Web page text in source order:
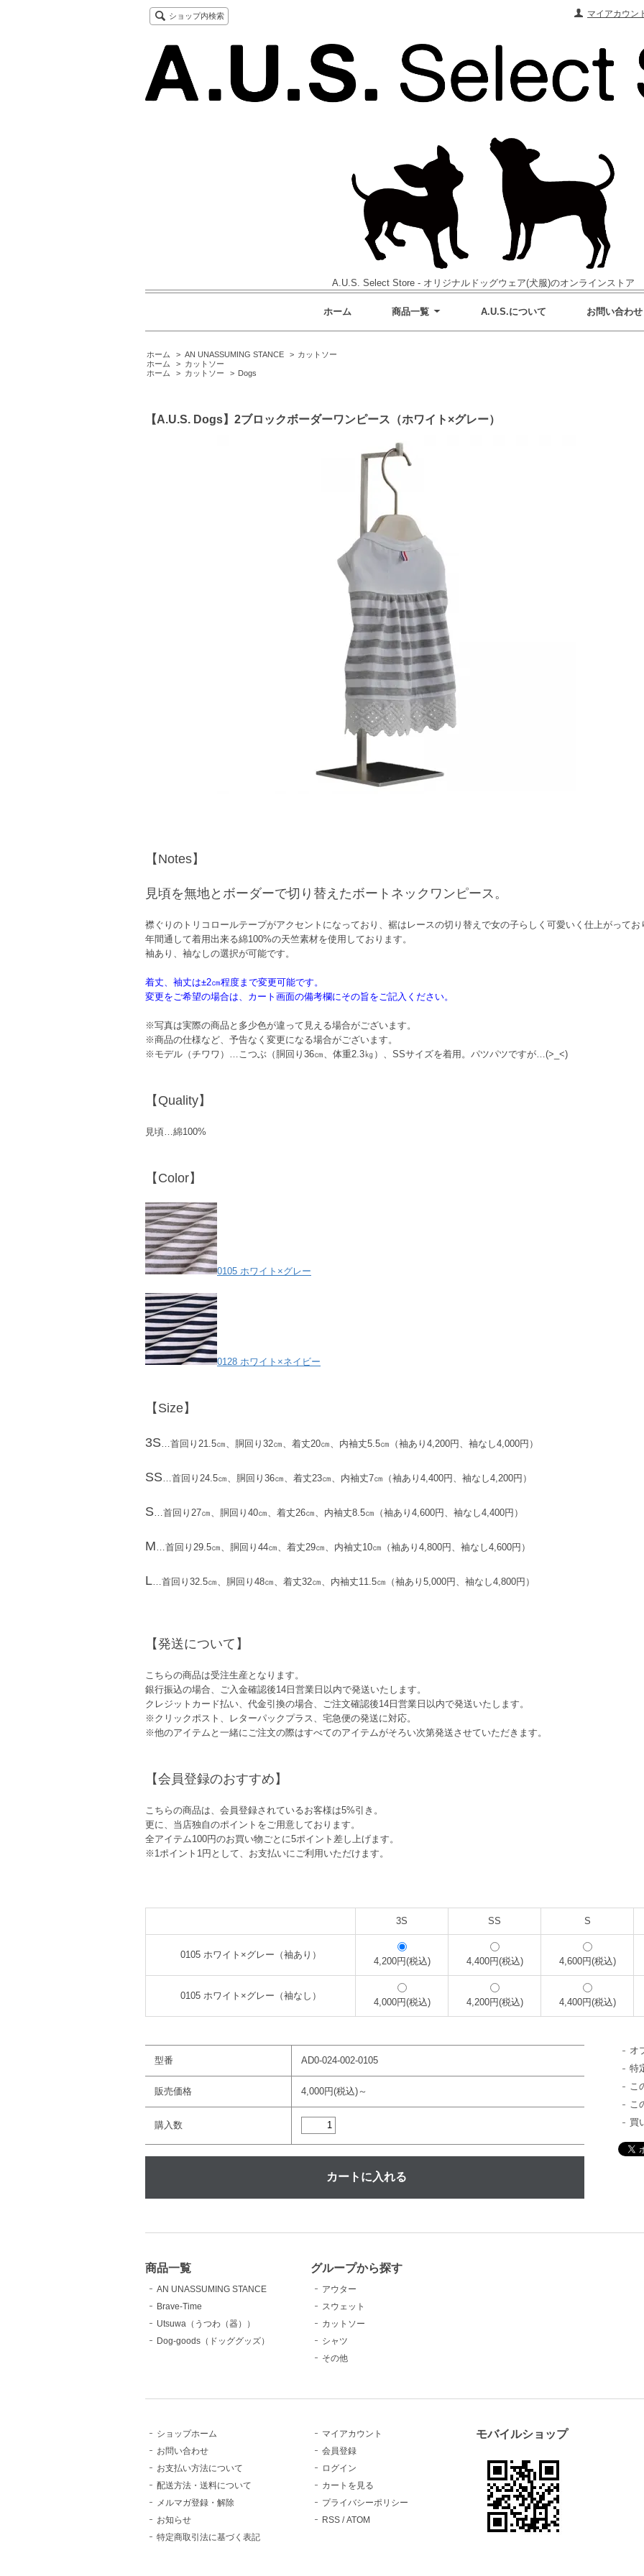
マイアカウン
ショップ内検索
A.U.S. Select Store - オリジナルドッグウェア(犬服)のオンラインストア
ホーム 商品一覧 A.U.S.について お問い合わせ
ホーム > AN UNASSUMING STANCE > カットソー
ホーム
> カットソー
ホーム
> カットソー > Dogs
【A.U.S. Dogs】2ブロックボーダーワンピース（ホワイト×グレー）
【Notes】
見頃を無地とボーダーで切り替えたボートネックワンピース。
襟ぐりのトリコロールテープがアクセントになっており、裾はレースの切り替えで女の子らしく可愛いく仕上がってお
年間通して着用出来る綿100%の天竺素材を使用しております。
袖あり、袖なしの選択が可能です。
着丈、袖丈は±2㎝程度まで変更可能です。
変更をご希望の場合は、カート画面の備考欄にその旨をご記入ください。
※写真は実際の商品と多少色が違って見える場合がございます。
※商品の仕様など、予告なく変更になる場合がございます。
※モデル（チワワ）…こつぶ（胴回り36㎝、体重2.3㎏）、SSサイズを着用。パツパツですが…(>_<)
【Quality】
見頃…綿100%
【Color】
0105 ホワイト×グレー
0128 ホワイト×ネイビー
【Size】
3S …首回り21.5㎝、胴回り32㎝、着丈20㎝、内袖丈5.5㎝（袖あり4,200円、袖なし4,000円）
SS …首回り24.5㎝、胴回り36㎝、着丈23㎝、内袖丈7㎝（袖あり4,400円、袖なし4,200円）
S …首回り27㎝、胴回り40㎝、着丈26㎝、内袖丈8.5㎝（袖あり4,600円、袖なし4,400円）
M …首回り29.5㎝、胴回り44㎝、着丈29㎝、内袖丈10㎝（袖あり4,800円、袖なし4,600円）
L …首回り32.5㎝、胴回り48㎝、着丈32㎝、内袖丈11.5㎝（袖あり5,000円、袖なし4,800円）
【発送について】
こちらの商品は受注生産となります。
銀行振込の場合、ご入金確認後14日営業日以内で発送いたします。
クレジットカード払い、代金引換の場合、ご注文確認後14日営業日以内で発送いたします。
※クリックポスト、レターパックプラス、宅急便の発送に対応。
※他のアイテムと一緒にご注文の際はすべてのアイテムがそろい次第発送させていただきます。
【会員登録のおすすめ】
こちらの商品は、会員登録されているお客様は5%引き。
更に、当店独自のポイントをご用意しております。
全アイテム100円のお買い物ごとに5ポイント差し上げます。
※1ポイント1円として、お支払いにご利用いただけます。
3S SS S
0105 ホワイト×グレー（袖あり）
4,200円(税込) 4,400円(税込) 4,600円(税込)
0105 ホワイト×グレー（袖なし）
4,000円(税込) 4,200円(税込) 4,400円(税込)
型番 AD0-024-002-0105
販売価格 4,000円(税込)～
購入数
オ
特
こ
こ
買
商品一覧
AN UNASSUMING STANCE
Brave-Time
Utsuwa（うつわ（器））
Dog-goods（ドッググッズ）
グループから探す
アウター
スウェット
カットソー
シャツ
その他
ショップホーム
お問い合わせ
お支払い方法について
配送方法・送料について
メルマガ登録・解除
お知らせ
特定商取引法に基づく表記
マイアカウント
会員登録
ログイン
カートを見る
プライバシーポリシー
RSS /ATOM
モバイルショップ